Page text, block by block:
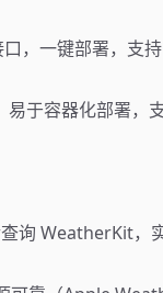
，一键部署，支
易于容器化部署，
询 WeatherKit，